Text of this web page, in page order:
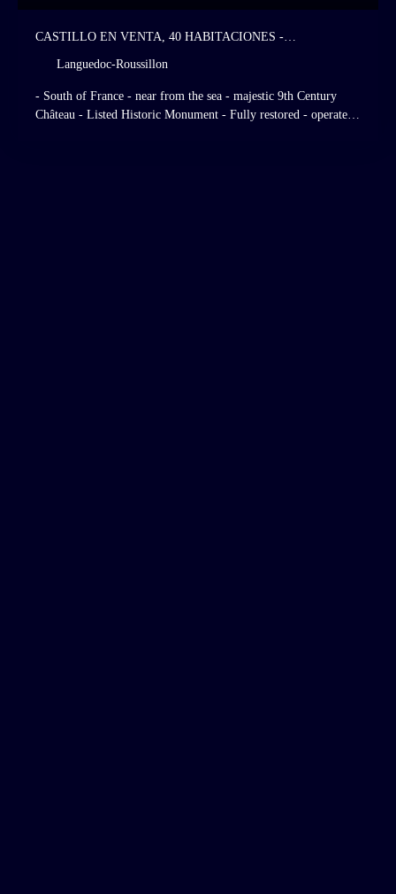
CASTILLO EN VENTA, 40 HABITACIONES -
Languedoc-Roussillon
- South of France - near from the sea - majestic 9th Century
Château - Listed Historic Monument - Fully restored - operated